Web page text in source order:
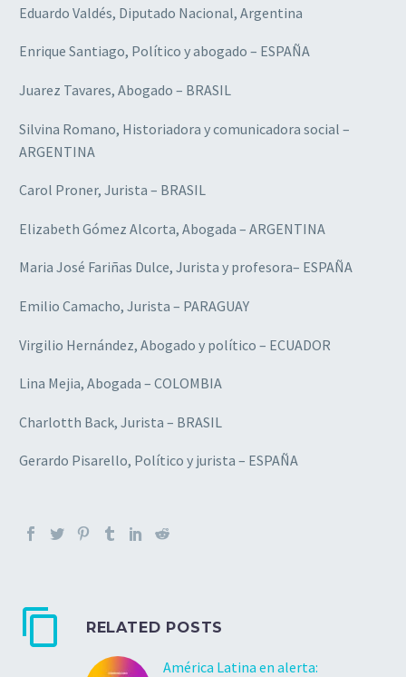
Eduardo Valdés, Diputado Nacional, Argentina
Enrique Santiago, Político y abogado – ESPAÑA
Juarez Tavares, Abogado – BRASIL
Silvina Romano, Historiadora y comunicadora social –
ARGENTINA
Carol Proner, Jurista – BRASIL
Elizabeth Gómez Alcorta, Abogada – ARGENTINA
Maria José Fariñas Dulce, Jurista y profesora– ESPAÑA
Emilio Camacho, Jurista – PARAGUAY
Virgilio Hernández, Abogado y político – ECUADOR
Lina Mejia, Abogada – COLOMBIA
Charlotth Back, Jurista – BRASIL
Gerardo Pisarello, Político y jurista – ESPAÑA
RELATED POSTS
América Latina en alerta: